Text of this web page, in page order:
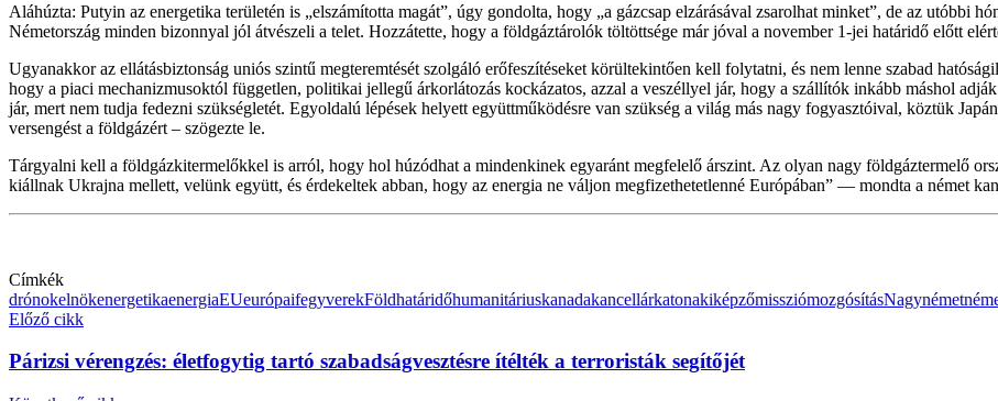
Aláhúzta: Putyin az energetika területén is „elszámította magát”, úgy gondolta, hogy „a gázcsap elzárásával zsarolhat minket”, de az utóbbi
Németország minden bizonnyal jól átvészeli a telet. Hozzátette, hogy a földgáztárolók töltöttsége már jóval a november 1-jei határidő előtt
Ugyanakkor az ellátásbiztonság uniós szintű megteremtését szolgáló erőfeszítéseket körültekintően kell folytatni, és nem lenne szabad
hogy a piaci mechanizmusoktól független, politikai jellegű árkorlátozás kockázatos, azzal a veszéllyel jár, hogy a szállítók inkább máshol
jár, mert nem tudja fedezni szükségletét. Egyoldalú lépések helyett együttműködésre van szükség a világ más nagy fogyasztóival, köztük
versengést a földgázért – szögezte le.
Tárgyalni kell a földgázkitermelőkkel is arról, hogy hol húzódhat a mindenkinek egyaránt megfelelő árszint. Az olyan nagy földgáztermelő
kiállnak Ukrajna mellett, velünk együtt, és érdekeltek abban, hogy az energia ne váljon megfizethetetlenné Európában” — mondta a német
Címkék
drónokelnökenergetikaenergiaEUeurópaifegyverekFöldhatáridőhumanitáriuskanadakancellárkatonakiképzőmissziómozgósításNagynémet
Előző cikk
Párizsi vérengzés: életfogytig tartó szabadságvesztésre ítélték a terroristák segítőjét